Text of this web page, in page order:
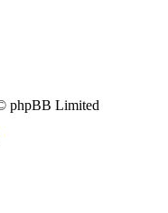
phpBB Limited